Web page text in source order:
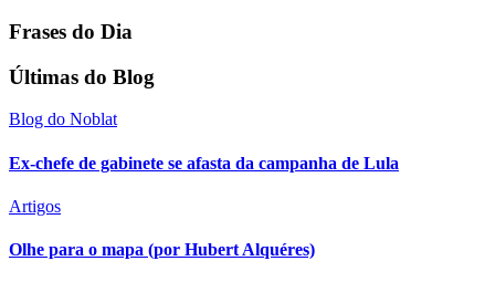
Frases do Dia
Últimas do Blog
Blog do Noblat
Ex-chefe de gabinete se afasta da campanha de Lula
Artigos
Olhe para o mapa (por Hubert Alquéres)